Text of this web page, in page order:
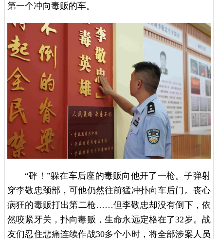
第一个冲向毒贩的车。
“砰！”躲在车后座的毒贩向他开了一枪。子弹射
穿李敬忠颈部，可他仍然往前猛冲扑向车后门。丧心
病狂的毒贩打出第二枪……但李敬忠却没有倒下，依
然咬紧牙关，扑向毒贩，生命永远定格在了32岁。战
友们忍住悲痛连续作战30多个小时，将全部涉案人员